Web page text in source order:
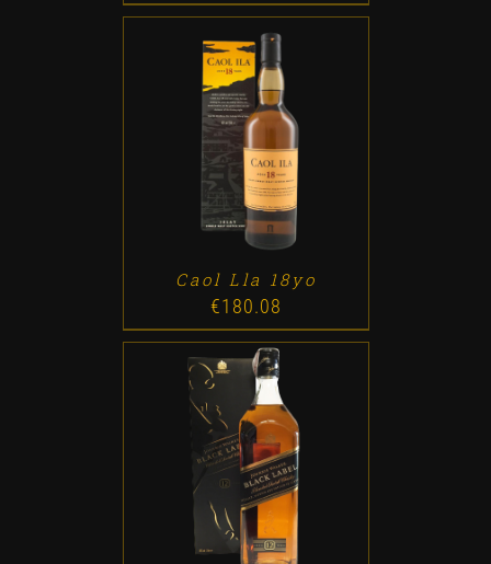
ADD TO CART
Caol Lla 18yo
€180.08
ADD TO CART / DETALLES